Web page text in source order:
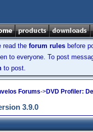
read the forum rules before
to everyone. To post
to post.
Forums->DVD Profiler:
3.9.0